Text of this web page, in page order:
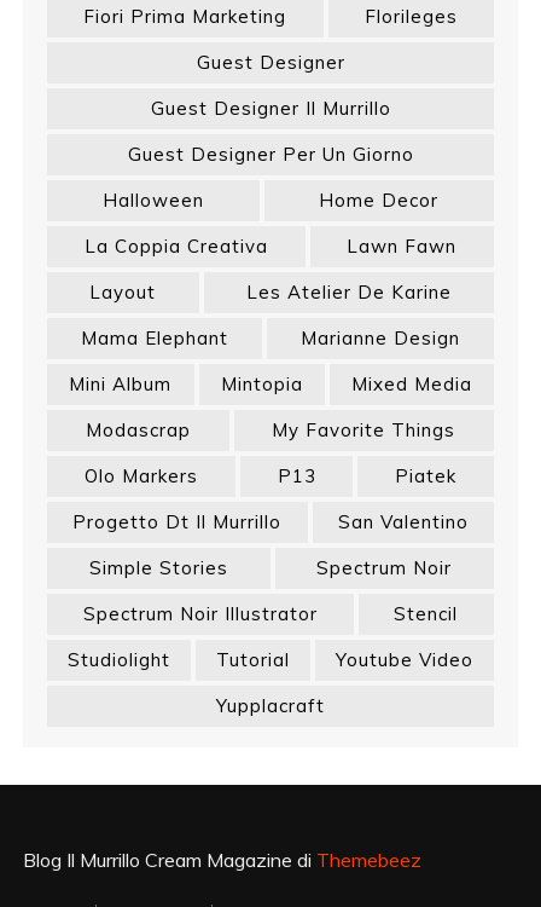
Fiori Prima Marketing
Florileges
Guest Designer
Guest Designer Il Murrillo
Guest Designer Per Un Giorno
Halloween
Home Decor
La Coppia Creativa
Lawn Fawn
Layout
Les Atelier De Karine
Mama Elephant
Marianne Design
Mini Album
Mintopia
Mixed Media
Modascrap
My Favorite Things
Olo Markers
P13
Piatek
Progetto Dt Il Murrillo
San Valentino
Simple Stories
Spectrum Noir
Spectrum Noir Illustrator
Stencil
Studiolight
Tutorial
Youtube Video
Yupplacraft
Blog Il Murrillo Cream Magazine di Themebeez